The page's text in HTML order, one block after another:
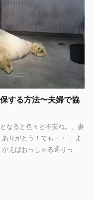
する方法〜夫婦で協
なると色々と不安ね。。妻
りがとう！でも・・・ ま
えばおっしゃる通りっ